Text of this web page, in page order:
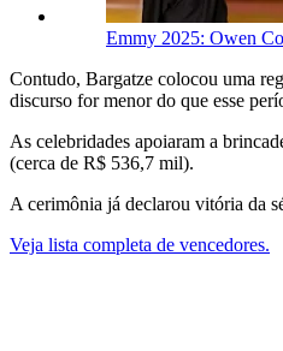
Emmy 2025: Owen
Contudo, Bargatze colocou uma
discurso for menor do que esse
As celebridades apoiaram a
(cerca de R$ 536,7 mil).
A cerimônia já declarou vitória da
Veja lista completa de vencedores.